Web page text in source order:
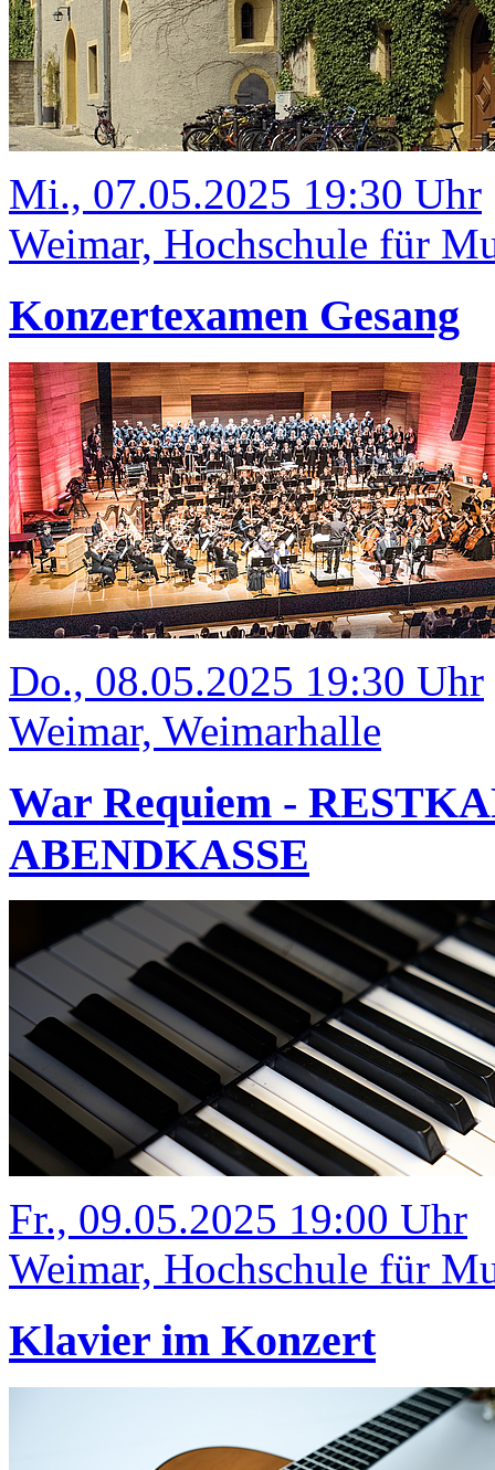
Mi., 07.05.2025 19:30 Uhr
Weimar, Hochschule für
Konzertexamen Gesang
Do., 08.05.2025 19:30 Uhr
Weimar, Weimarhalle
War Requiem -
ABENDKASSE
Fr., 09.05.2025 19:00 Uhr
Weimar, Hochschule für
Klavier im Konzert